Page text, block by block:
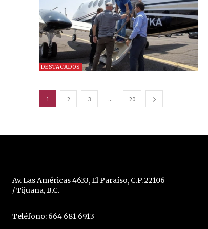
DESTACADOS
1 2 3 ... 20
Av. Las Américas 4633, El Paraíso, C.P. 22106
/ Tijuana, B.C.
Teléfono: 664 681 6913